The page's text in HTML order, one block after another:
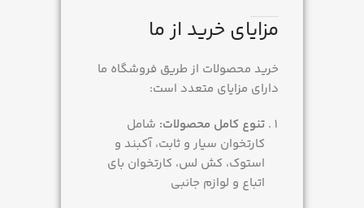
مزایای خرید از ما
خرید محصولات از طریق فروشگاه ما
دارای مزایای متعدد است:
تنوع کامل محصولات: شامل
کارتخوان سیار و ثابت، آکبند و
استوک، کش لس، کارتخوان بای
اتباع و لوازم جانبی